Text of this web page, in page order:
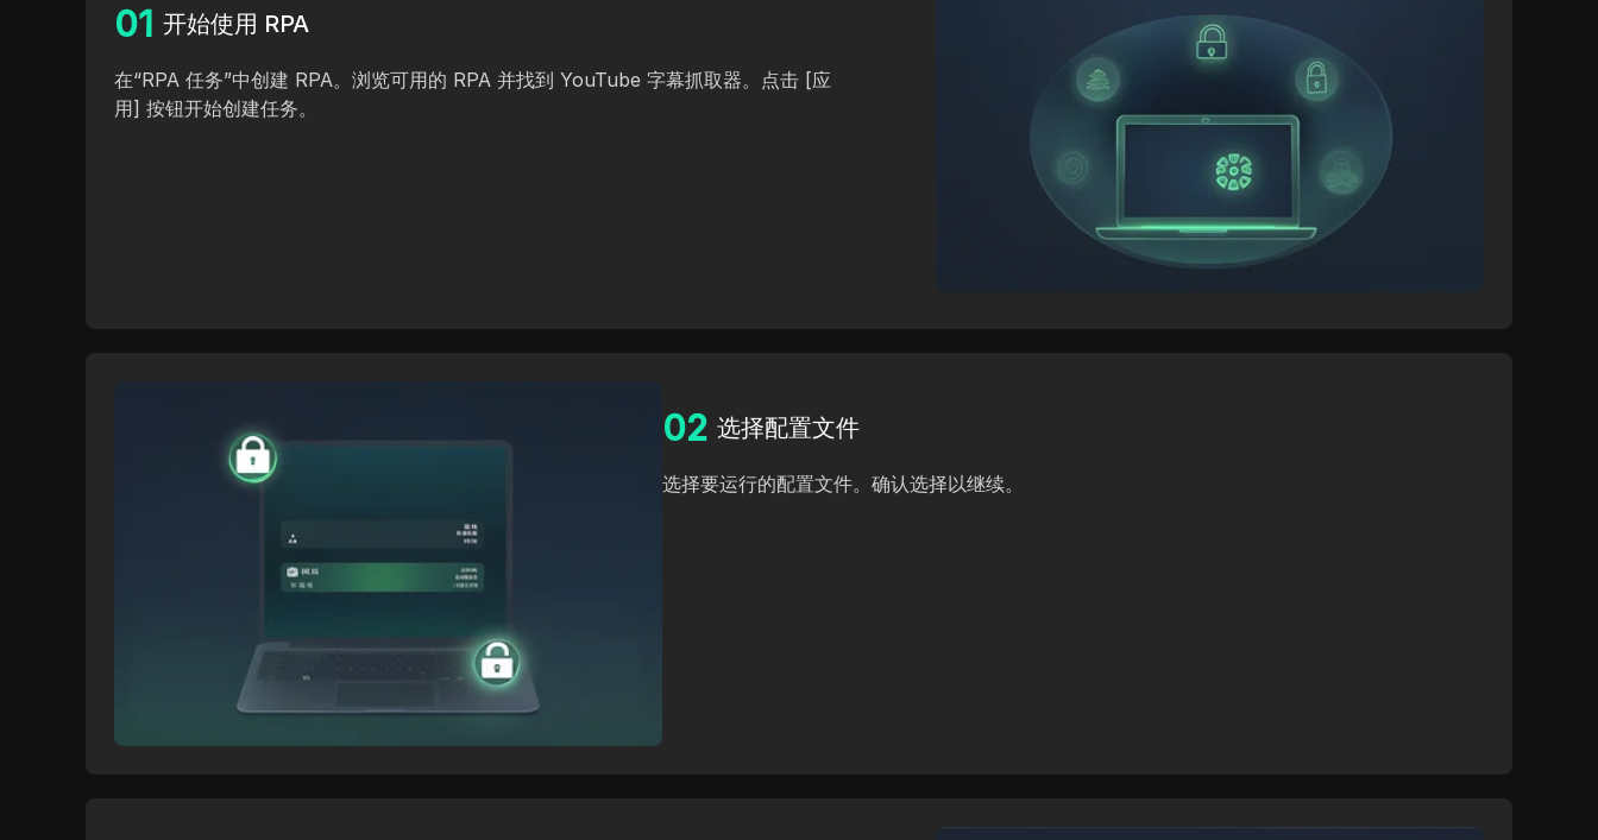
01 开始使用 RPA
在“RPA 任务”中创建 RPA。浏览可用的 RPA 并找到 YouTube 字幕抓取器。点击 [应
用] 按钮开始创建任务。
02 选择配置文件
选择要运行的配置文件。确认选择以继续。